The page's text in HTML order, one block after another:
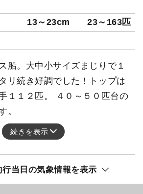
13～23cm 23～163匹
船。大中小サイズまじりで１
リ続き好調でした！トップは
１１２匹。 ４０～５０匹台の
。
続きを表示
行当日の気象情報を表示